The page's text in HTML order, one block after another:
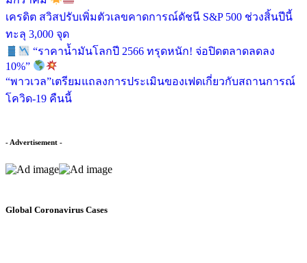
เครดิต สวิสปรับเพิ่มตัวเลขคาดการณ์ดัชนี S&P 500 ช่วงสิ้นปีนี้
ทะลุ 3,000 จุด
“ราคาน้ำมันโลกปี 2566 ทรุดหนัก! จ่อปิดตลาดลดลง
10%”
“พาวเวล”เตรียมแถลงการประเมินของเฟดเกี่ยวกับสถานการณ์
โควิด-19 คืนนี้
- Advertisement -
Global Coronavirus Cases